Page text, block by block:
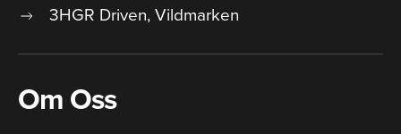
3HGR Driven, Vildmarken
Om Oss